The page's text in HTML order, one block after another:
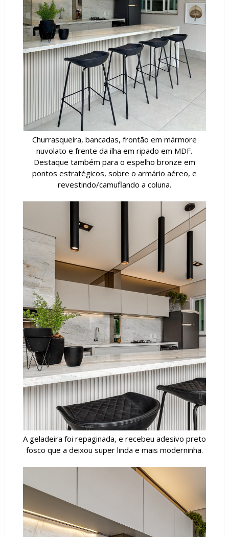
Churrasqueira, bancadas, frontão em mármore
nuvolato e frente da ilha em ripado em MDF.
Destaque também para o espelho bronze em
pontos estratégicos, sobre o armário aéreo, e
revestindo/camuflando a coluna.
A geladeira foi repaginada, e recebeu adesivo preto
fosco que a deixou super linda e mais moderninha.